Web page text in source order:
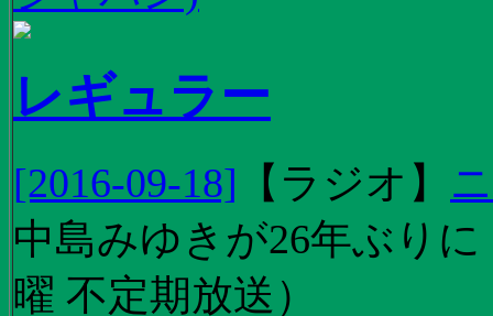
レギュラー
[2016-09-18] 【 ラジオ 】
中島みゆきが26年ぶり
曜 不定期放送）